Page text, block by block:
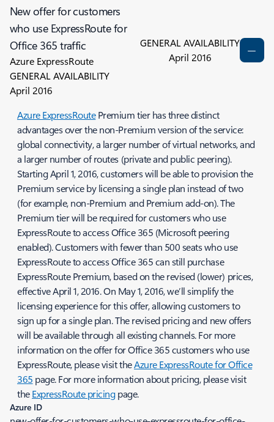
New offer for customers
who use ExpressRoute for
Office 365 traffic
Azure ExpressRoute
GENERAL AVAILABILITY
April 2016
GENERAL AVAILABILITY
April 2016
Azure ExpressRoutePremium tier has three distinct
advantages over the non-Premium version of the service:
global connectivity, a larger number of virtual networks, and
a larger number of routes (private and public peering).
Starting April 1, 2016, customers will be able to provision the
Premium service by licensing a single plan instead of two
(for example, non-Premium and Premium add-on). The
Premium tier will be required for customers who use
ExpressRoute to access Office 365 (Microsoft peering
enabled). Customers with fewer than 500 seats who use
ExpressRoute to access Office 365 can still purchase
ExpressRoute Premium, based on the revised (lower) prices,
effective April 1, 2016. On May 1, 2016, we’ll simplify the
licensing experience for this offer, allowing customers to
sign up for a single plan. The revised pricing and new offers
will be available through all existing channels. For more
information on the offer for Office 365 customers who use
ExpressRoute, please visit theAzure ExpressRoute for Office
365 page. For more information about pricing, please visit
theExpressRoute pricingpage.
Azure ID